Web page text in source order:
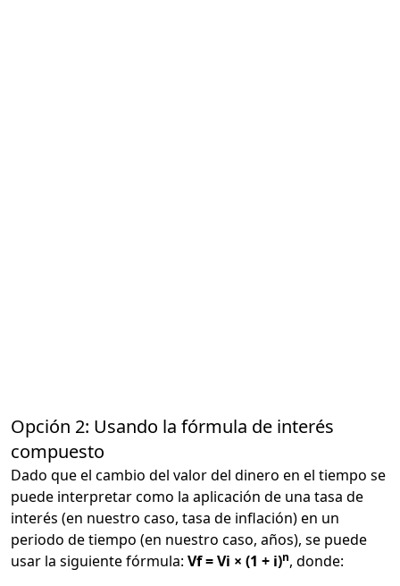
Opción 2: Usando la fórmula de interés
compuesto
Dado que el cambio del valor del dinero en el tiempo se
puede interpretar como la aplicación de una tasa de
interés (en nuestro caso, tasa de inflación) en un
periodo de tiempo (en nuestro caso, años), se puede
usar la siguiente fórmula: Vf = Vi × (1 + i)n, donde: